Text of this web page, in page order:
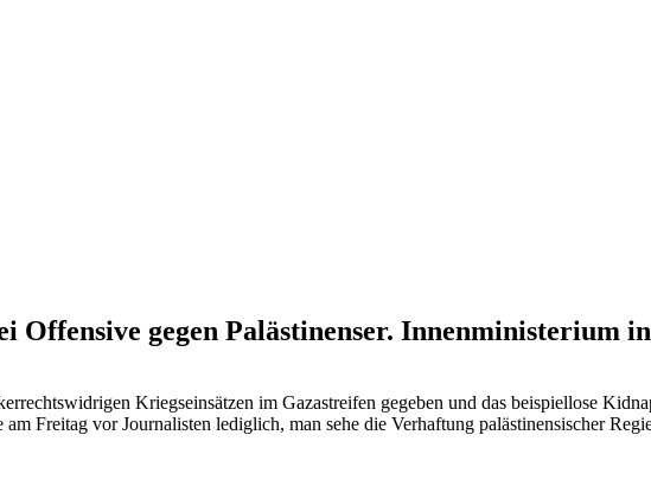
Offensive gegen Palästinenser. Innenministerium
Kriegseinsätzen im Gazastreifen gegeben und das beispiellose
Freitag vor Journalisten lediglich, man sehe die Verhaftung palästinensischer